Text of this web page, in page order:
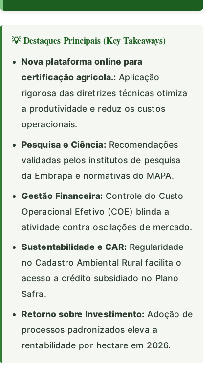
💡 Destaques Principais (Key Takeaways)
Nova plataforma online para
certificação agrícola.: Aplicação
rigorosa das diretrizes técnicas otimiza
a produtividade e reduz os custos
operacionais.
Pesquisa e Ciência:Recomendações
validadas pelos institutos de pesquisa
da Embrapa e normativas do MAPA.
Gestão Financeira:Controle do Custo
Operacional Efetivo (COE) blinda a
atividade contra oscilações de mercado.
Sustentabilidade e CAR: Regularidade
no Cadastro Ambiental Rural facilita o
acesso a crédito subsidiado no Plano
Safra.
Retorno sobre Investimento: Adoção de
processos padronizados eleva a
rentabilidade por hectare em 2026.